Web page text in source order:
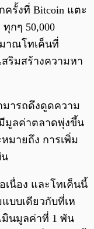
ครั้งที่ Bitcoin แตะ
กๆ 50,000
าณโทเค็นที่
ริมสร้างความหา
มารถดึงดูดความ
มูลค่าตลาดพุ่งขึ้น
มายถึง การเพิ่ม
น
เนื่อง และโทเค็นนี้
บบเดียวกับที่เห
มินมูลค่าที่ 1 พัน